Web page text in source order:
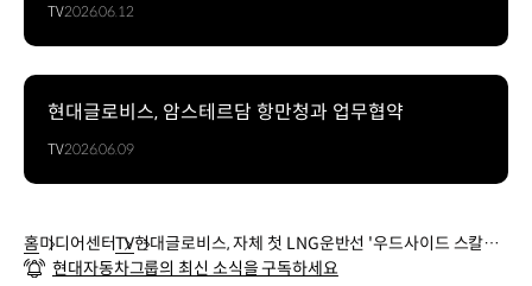
TV2026.06.12
현대글로비스, 암스테르담 항만청과 업무협약
TV2026.06.09
홈미디어센터TV현대글로비스, 자체 첫 LNG운반선 '우드사이드 스칼렛
아이비스'호 명명식
현대자동차그룹의 최신 소식을 구독하세요